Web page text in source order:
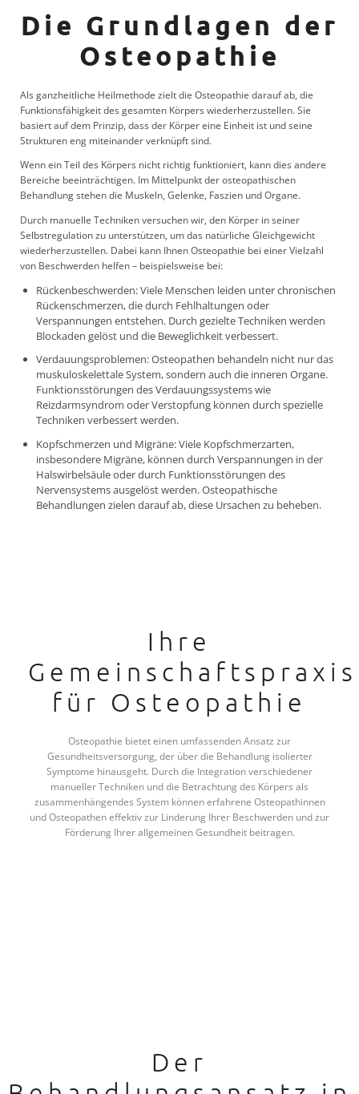
Die Grundlagen der
Osteopathie
Als ganzheitliche Heilmethode zielt die Osteopathie darauf ab, die
Funktionsfähigkeit des gesamten Körpers wiederherzustellen. Sie
basiert auf dem Prinzip, dass der Körper eine Einheit ist und seine
Strukturen eng miteinander verknüpft sind.
Wenn ein Teil des Körpers nicht richtig funktioniert, kann dies andere
Bereiche beeinträchtigen. Im Mittelpunkt der osteopathischen
Behandlung stehen die Muskeln, Gelenke, Faszien und Organe.
Durch manuelle Techniken versuchen wir, den Körper in seiner
Selbstregulation zu unterstützen, um das natürliche Gleichgewicht
wiederherzustellen. Dabei kann Ihnen Osteopathie bei einer Vielzahl
von Beschwerden helfen – beispielsweise bei:
Rückenbeschwerden: Viele Menschen leiden unter chronischen
Rückenschmerzen, die durch Fehlhaltungen oder
Verspannungen entstehen. Durch gezielte Techniken werden
Blockaden gelöst und die Beweglichkeit verbessert.
Verdauungsproblemen: Osteopathen behandeln nicht nur das
muskuloskelettale System, sondern auch die inneren Organe.
Funktionsstörungen des Verdauungssystems wie
Reizdarmsyndrom oder Verstopfung können durch spezielle
Techniken verbessert werden.
Kopfschmerzen und Migräne: Viele Kopfschmerzarten,
insbesondere Migräne, können durch Verspannungen in der
Halswirbelsäule oder durch Funktionsstörungen des
Nervensystems ausgelöst werden. Osteopathische
Behandlungen zielen darauf ab, diese Ursachen zu beheben.
Ihre
Gemeinschaftspraxis
für Osteopathie
Osteopathie bietet einen umfassenden Ansatz zur
Gesundheitsversorgung, der über die Behandlung isolierter
Symptome hinausgeht. Durch die Integration verschiedener
manueller Techniken und die Betrachtung des Körpers als
zusammenhängendes System können erfahrene Osteopathinnen
und Osteopathen effektiv zur Linderung Ihrer Beschwerden und zur
Förderung Ihrer allgemeinen Gesundheit beitragen.
Der